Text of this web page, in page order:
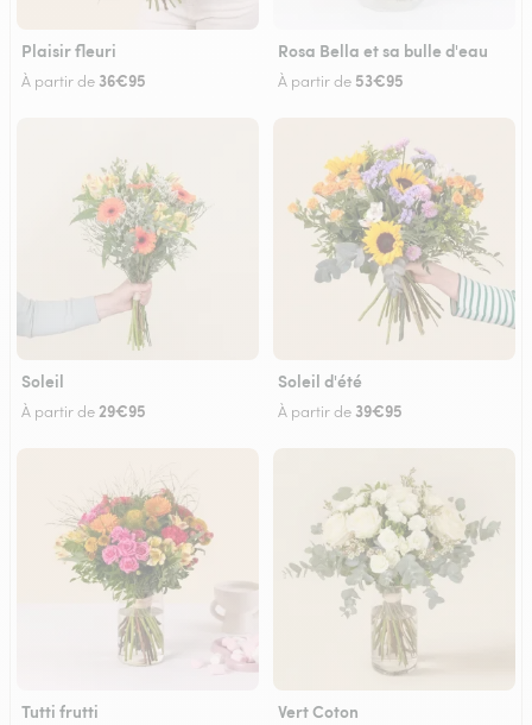
Plaisir fleuri
À partir de 36€95
Rosa Bella et sa bulle d'eau
À partir de 53€95
Soleil
À partir de29€95
Soleil d'été
À partir de 39€95
Tutti frutti Vert Coton